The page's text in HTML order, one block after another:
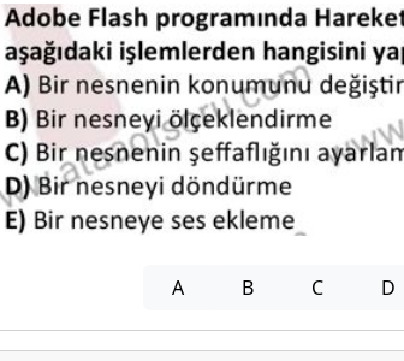
A B C D